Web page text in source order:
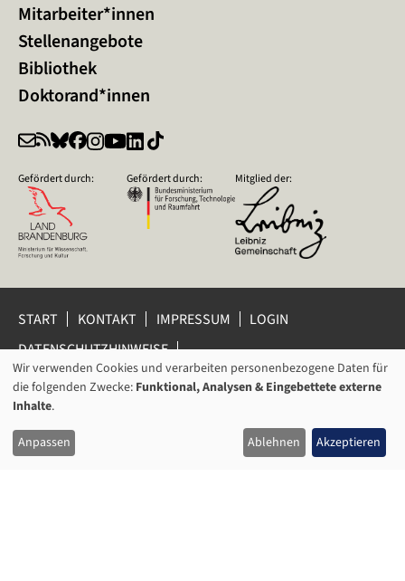
Mitarbeiter*innen
Stellenangebote
Bibliothek
Doktorand*innen
Gefördert durch: Gefördert durch: Mitglied der:
START KONTAKT IMPRESSUM
LOGIN
DATENSCHUTZHINWEISE
DATENSCHUTZ-EINSTELLUNGEN
HINWEISGEBERSCHUTZ
(ZZF) e.V.
VERWENDUNG
VON
PERSONENBEZOGENEN
DATEN
Wir verwenden Cookies und verarbeiten personenbezogene Daten für
die folgenden Zwecke: Funktional, Analysen & Eingebettete externe
Inhalte.
Anpassen Ablehnen Akzeptieren